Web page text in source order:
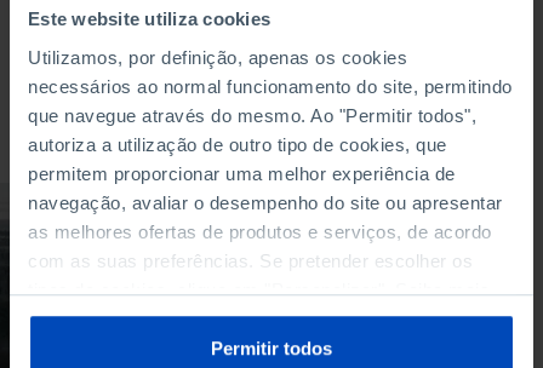
Este website utiliza cookies
Utilizamos, por definição, apenas os cookies
necessários ao normal funcionamento do site, permitindo
que navegue através do mesmo. Ao "Permitir todos",
autoriza a utilização de outro tipo de cookies, que
permitem proporcionar uma melhor experiência de
navegação, avaliar o desempenho do site ou apresentar
as melhores ofertas de produtos e serviços, de acordo
com as suas preferências. Se pretender escolher os
tipos de cookies, clique em "Personalizar". Saiba mais
sobre cookies através da gestão de preferências ou da
Política de Cookies.
Permitir todos
Para pesquisar uma expressão coloque-a entre aspas
DOCUMENTÁRIO
Nós, portugueses:
13/02/2020